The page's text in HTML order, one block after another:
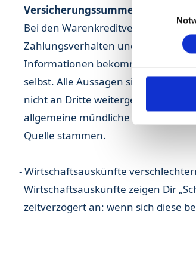
Versicherungssumme für Deinen
Bei den
Zahlungsverhalten und zu deren
Informationen bekommen nur die
selbst. Alle Aussagen sind streng
nicht an Dritte weitergegeben
allgemeine mündliche Aussagen.
Quelle stammen.
- Wirtschaftsauskünfte
Wirtschaftsauskünfte zeigen Dir
zeitverzögert an: wenn sich diese